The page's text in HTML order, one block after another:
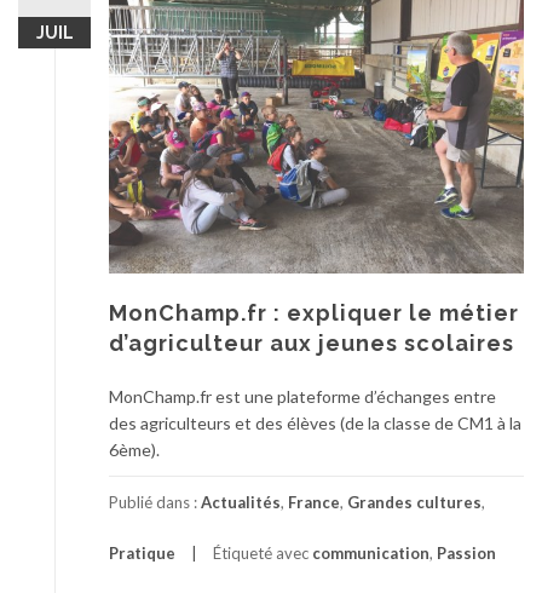
JUIL
MonChamp.fr : expliquer le métier
d’agriculteur aux jeunes scolaires
MonChamp.fr est une plateforme d’échanges entre
des agriculteurs et des élèves (de la classe de CM1 à la
6ème).
Publié dans :Actualités, France, Grandes cultures,
Pratique Étiqueté avec communication, Passion